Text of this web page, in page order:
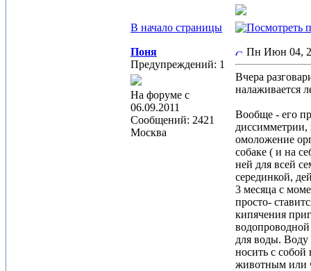
В начало страницы
Поня
Предупреждений: 1
На форуме с
06.09.2011
Сообщений: 2421
Москва
Пн Июн 04,
Вчера
налаживается
Вообще - его
диссимметрии,
омоложение
собаке ( и на
ней для всей
серединкой,
3 месяца с
просто-
кипячения
для воды. Воду
носить с
животным или